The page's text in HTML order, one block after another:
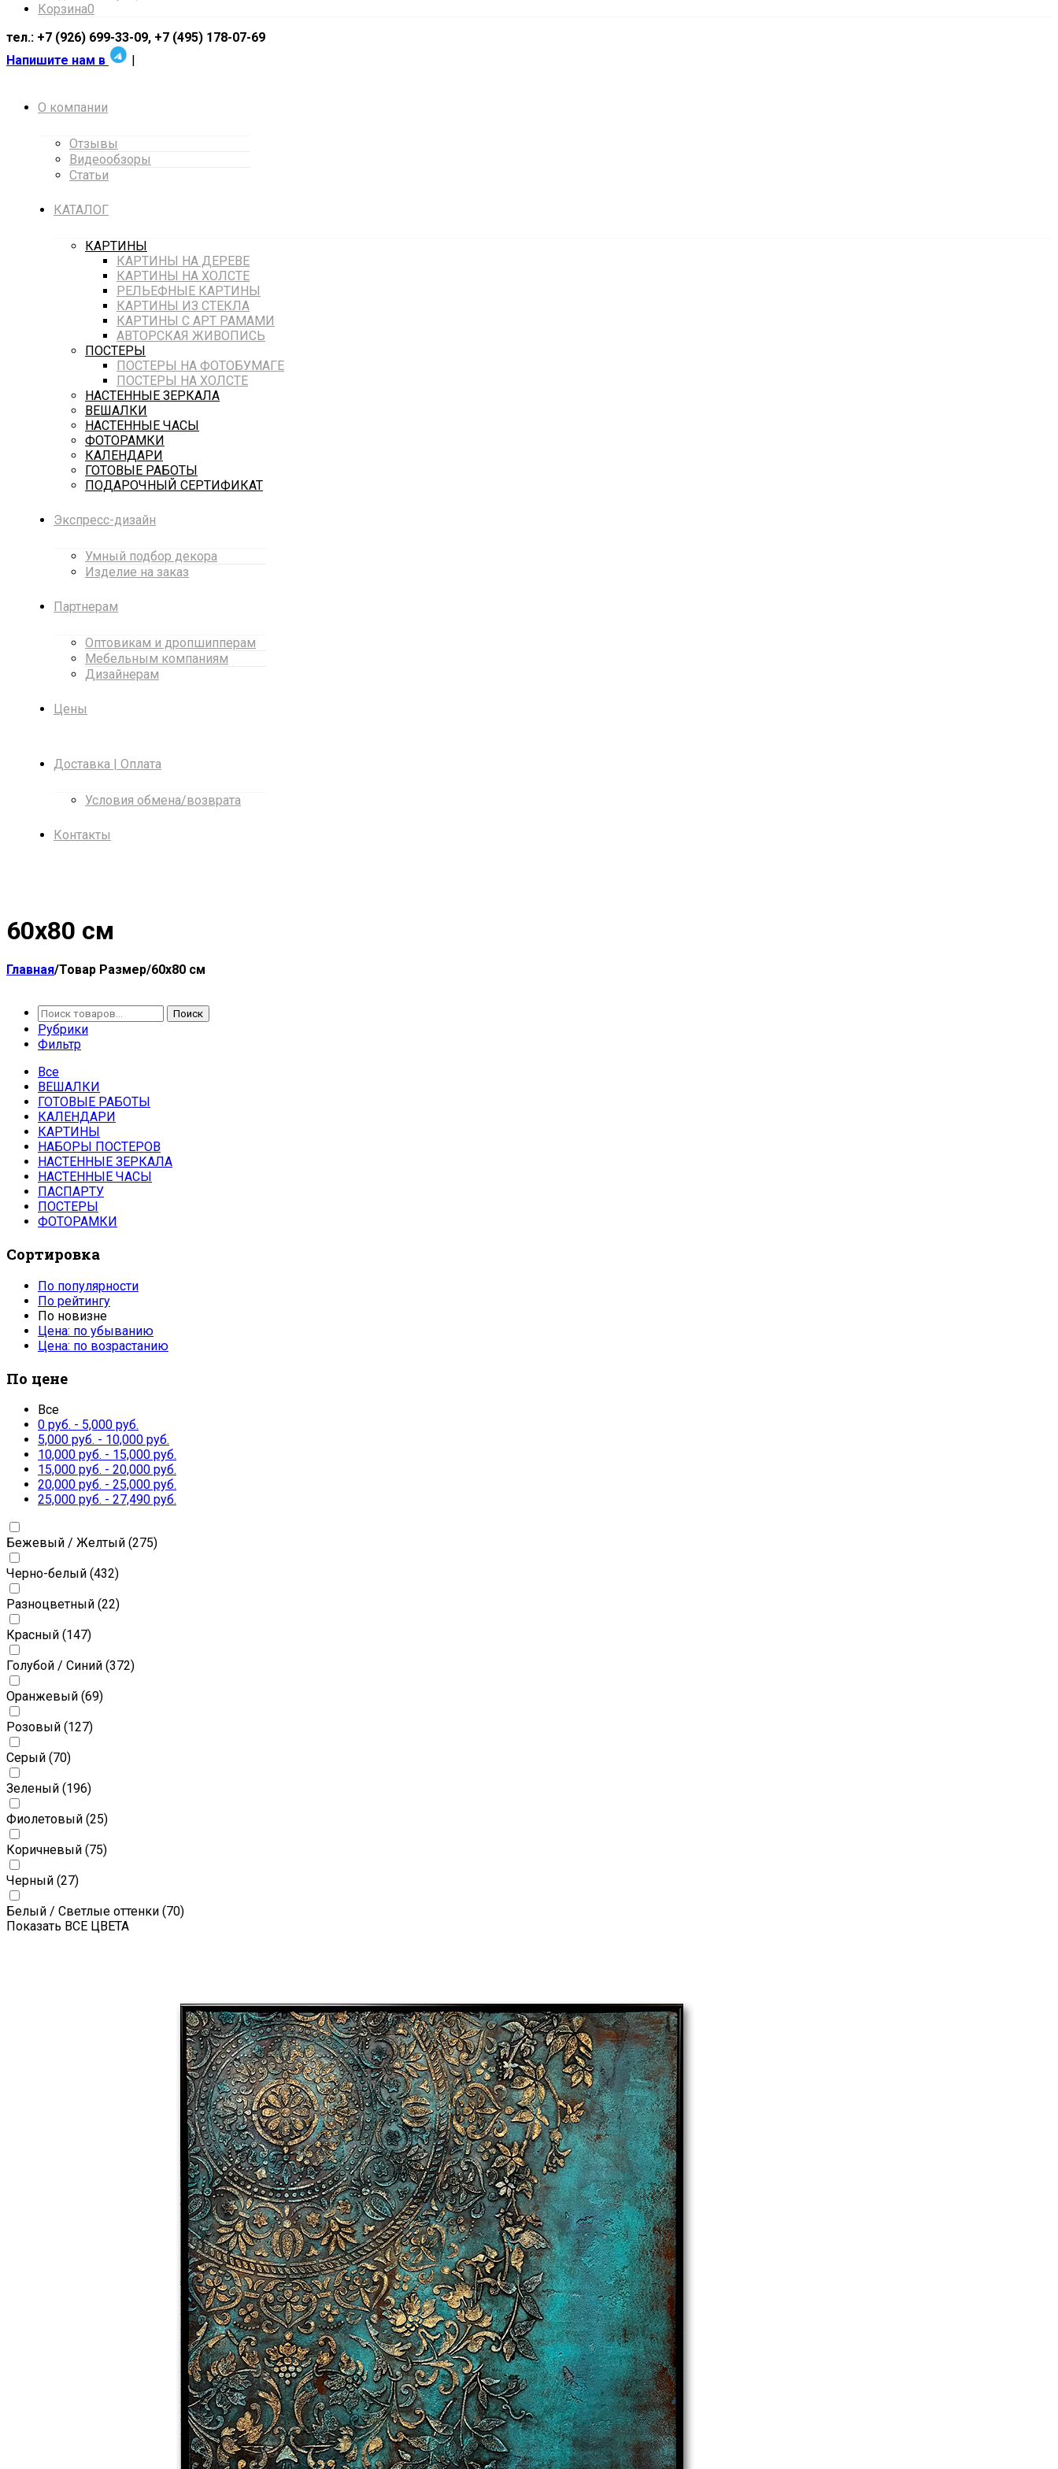
Корзина0
тел.: +7 (926) 699-33-09, +7 (495) 178-07-69
Напишите нам в
|
О компании
Отзывы
Видеообзоры
Статьи
КАТАЛОГ
КАРТИНЫ
КАРТИНЫ НА ДЕРЕВЕ
КАРТИНЫ НА ХОЛСТЕ
РЕЛЬЕФНЫЕ КАРТИНЫ
КАРТИНЫ ИЗ СТЕКЛА
КАРТИНЫ С АРТ РАМАМИ
АВТОРСКАЯ ЖИВОПИСЬ
ПОСТЕРЫ
ПОСТЕРЫ НА ФОТОБУМАГЕ
ПОСТЕРЫ НА ХОЛСТЕ
НАСТЕННЫЕ ЗЕРКАЛА
ВЕШАЛКИ
НАСТЕННЫЕ ЧАСЫ
ФОТОРАМКИ
КАЛЕНДАРИ
ГОТОВЫЕ РАБОТЫ
ПОДАРОЧНЫЙ СЕРТИФИКАТ
Экспресс-дизайн
Умный подбор декора
Изделие на заказ
Партнерам
Оптовикам и дропшипперам
Мебельным компаниям
Дизайнерам
Цены
Доставка | Оплата
Условия обмена/возврата
Контакты
60х80 см
Главная/Товар Размер/60х80 см
Поиск Поиск
Рубрики
Фильтр
Все
ВЕШАЛКИ
ГОТОВЫЕ РАБОТЫ
КАЛЕНДАРИ
КАРТИНЫ
НАБОРЫ ПОСТЕРОВ
НАСТЕННЫЕ ЗЕРКАЛА
НАСТЕННЫЕ ЧАСЫ
ПАСПАРТУ
ПОСТЕРЫ
ФОТОРАМКИ
Сортировка
По популярности
По рейтингу
По новизне
Цена: по убыванию
Цена: по возрастанию
По цене
Все
0 руб. - 5,000 руб.
5,000 руб. - 10,000 руб.
10,000 руб. - 15,000 руб.
15,000 руб. - 20,000 руб.
20,000 руб. - 25,000 руб.
25,000 руб. - 27,490 руб.
Бежевый / Желтый (275)
Черно-белый (432)
Разноцветный (22)
Красный (147)
Голубой / Синий (372)
Оранжевый (69)
Розовый (127)
Серый (70)
Зеленый (196)
Фиолетовый (25)
Коричневый (75)
Черный (27)
Белый / Светлые оттенки (70)
Показать ВСЕ ЦВЕТА